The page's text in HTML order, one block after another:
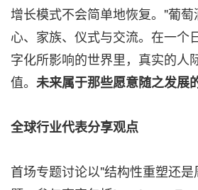
增长模式不会简单地恢复。"葡
心、家族、仪式与交流。在一个
字化所影响的世界里，真实的人
值。 未来属于那些愿意随之发展
全球行业代表分享观点
首场专题讨论以"结构性重塑还